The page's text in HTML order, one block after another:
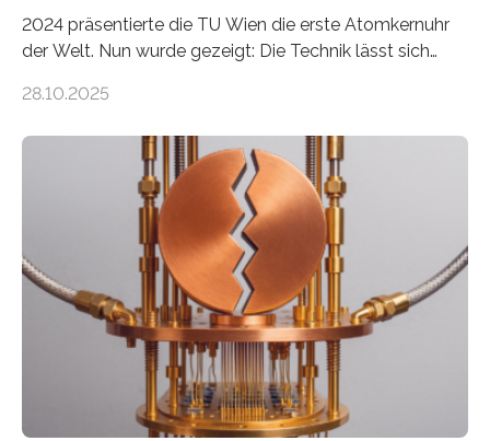
2024 präsentierte die TU Wien die erste Atomkernuhr
der Welt. Nun wurde gezeigt: Die Technik lässt sich
fundamentalen Physik nachzugehen. Thorium-
Messungen verwenden. Das hatte man jahrzehntelang
vermutet, weltweit war nach den passenden
Atomkern-Zuständen gesucht worden, 2024 gelang
einem Team der TU Wien mit Unterstützung
internationaler Partner der entscheidende Durchbruch:
Der lange diskutierte Thorium-Kernübergang wurde
gefunden. Kurz darauf konnte man zeigen, dass sich
Thorium tatsächlich nutzen lässt, um hochpräzise…
28.10.2025